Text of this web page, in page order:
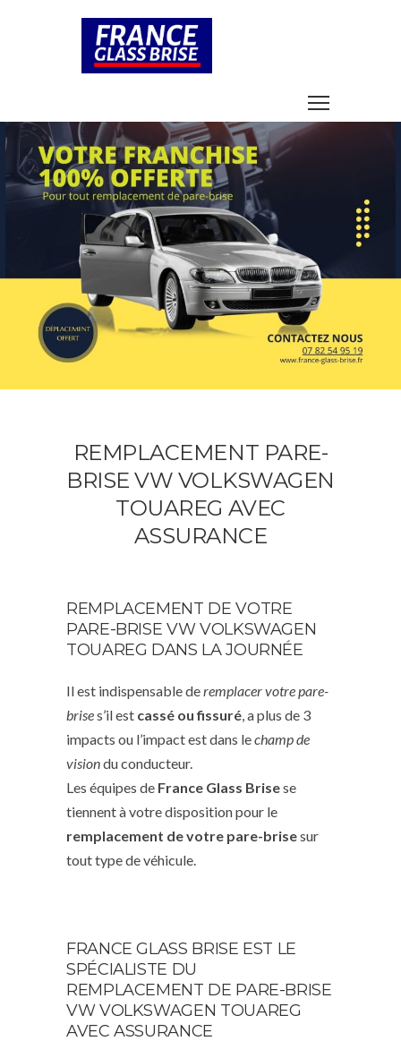
REMPLACEMENT PARE-
BRISE VW VOLKSWAGEN
TOUAREG AVEC
ASSURANCE
REMPLACEMENT DE VOTRE
PARE-BRISE VW VOLKSWAGEN
TOUAREG DANS LA JOURNÉE
Il est indispensable deremplacer votre pare-
brises’il est cassé ou fissuré , a plus de 3
impacts ou l’impact est dans lechamp de
visiondu conducteur.
Les équipes de France Glass Brisese
tiennent à votre disposition pour le
remplacement de votre pare-brisesur
tout type de véhicule.
FRANCE GLASS BRISE EST LE
SPÉCIALISTE DU
REMPLACEMENT DE PARE-BRISE
VW VOLKSWAGEN TOUAREG
AVEC ASSURANCE